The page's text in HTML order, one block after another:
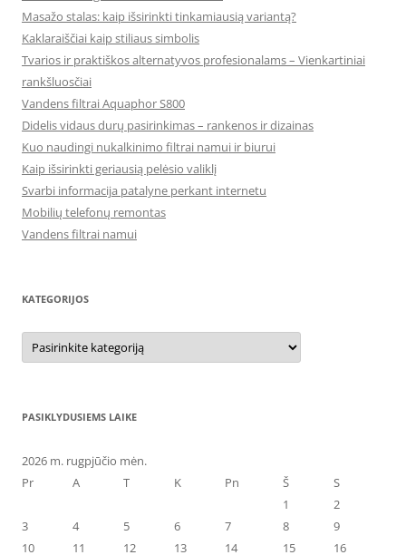
Masažo stalas: kaip išsirinkti tinkamiausią variantą?
Kaklaraiščiai kaip stiliaus simbolis
Tvarios ir praktiškos alternatyvos profesionalams – Vienkartiniai
rankšluosčiai
Vandens filtrai Aquaphor S800
Didelis vidaus durų pasirinkimas – rankenos ir dizainas
Kuo naudingi nukalkinimo filtrai namui ir biurui
Kaip išsirinkti geriausią pelėsio valiklį
Svarbi informacija patalyne perkant internetu
Mobilių telefonų remontas
Vandens filtrai namui
KATEGORIJOS
Kategorijos
PASIKLYDUSIEMS LAIKE
2026 m. rugpjūčio mėn.
Pr
A T K Pn Š
S
1
2
3
4 5 6 7 8
9
10
11 12 13 14 15
16